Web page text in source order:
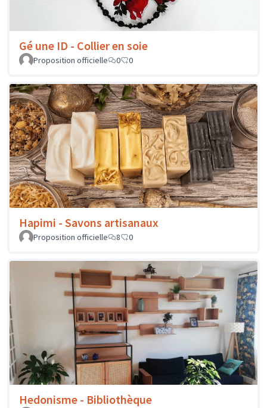
Gé une ID - Collier en soie
Proposition officielle 0 0
Hapimi - Savons artisanaux
Proposition officielle 8 0
Hedonisme - Bibliothèque